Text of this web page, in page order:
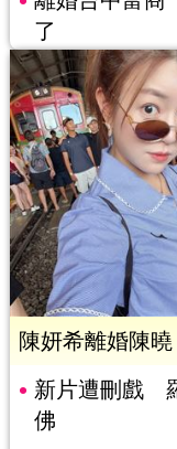
了
陳妍希離婚陳
新片遭刪戲
佛